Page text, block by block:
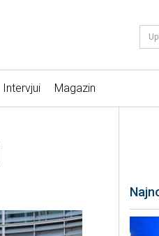
Intervjui Magazin